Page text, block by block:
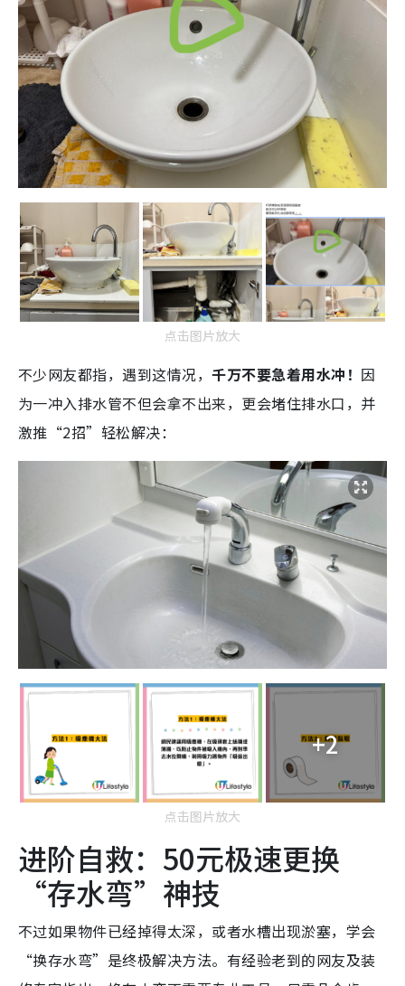
点击图片放大
不少网友都指，遇到这情况，千万不要急着用水冲！ 因
为一冲入排水管不但会拿不出来，更会堵住排水口，并
激推“2招”轻松解决：
+2
点击图片放大
进阶自救：50元极速更换
“存水弯”神技
不过如果物件已经掉得太深，或者水槽出现淤塞，学会
“换存水弯”是终极解决方法。有经验老到的网友及装